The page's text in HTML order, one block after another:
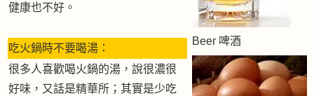
健康也不好。
吃火鍋時不要喝湯：
很多人喜歡喝火鍋的湯，說很濃很
好味，又話是精華所；其實是少吃
Beer 啤酒